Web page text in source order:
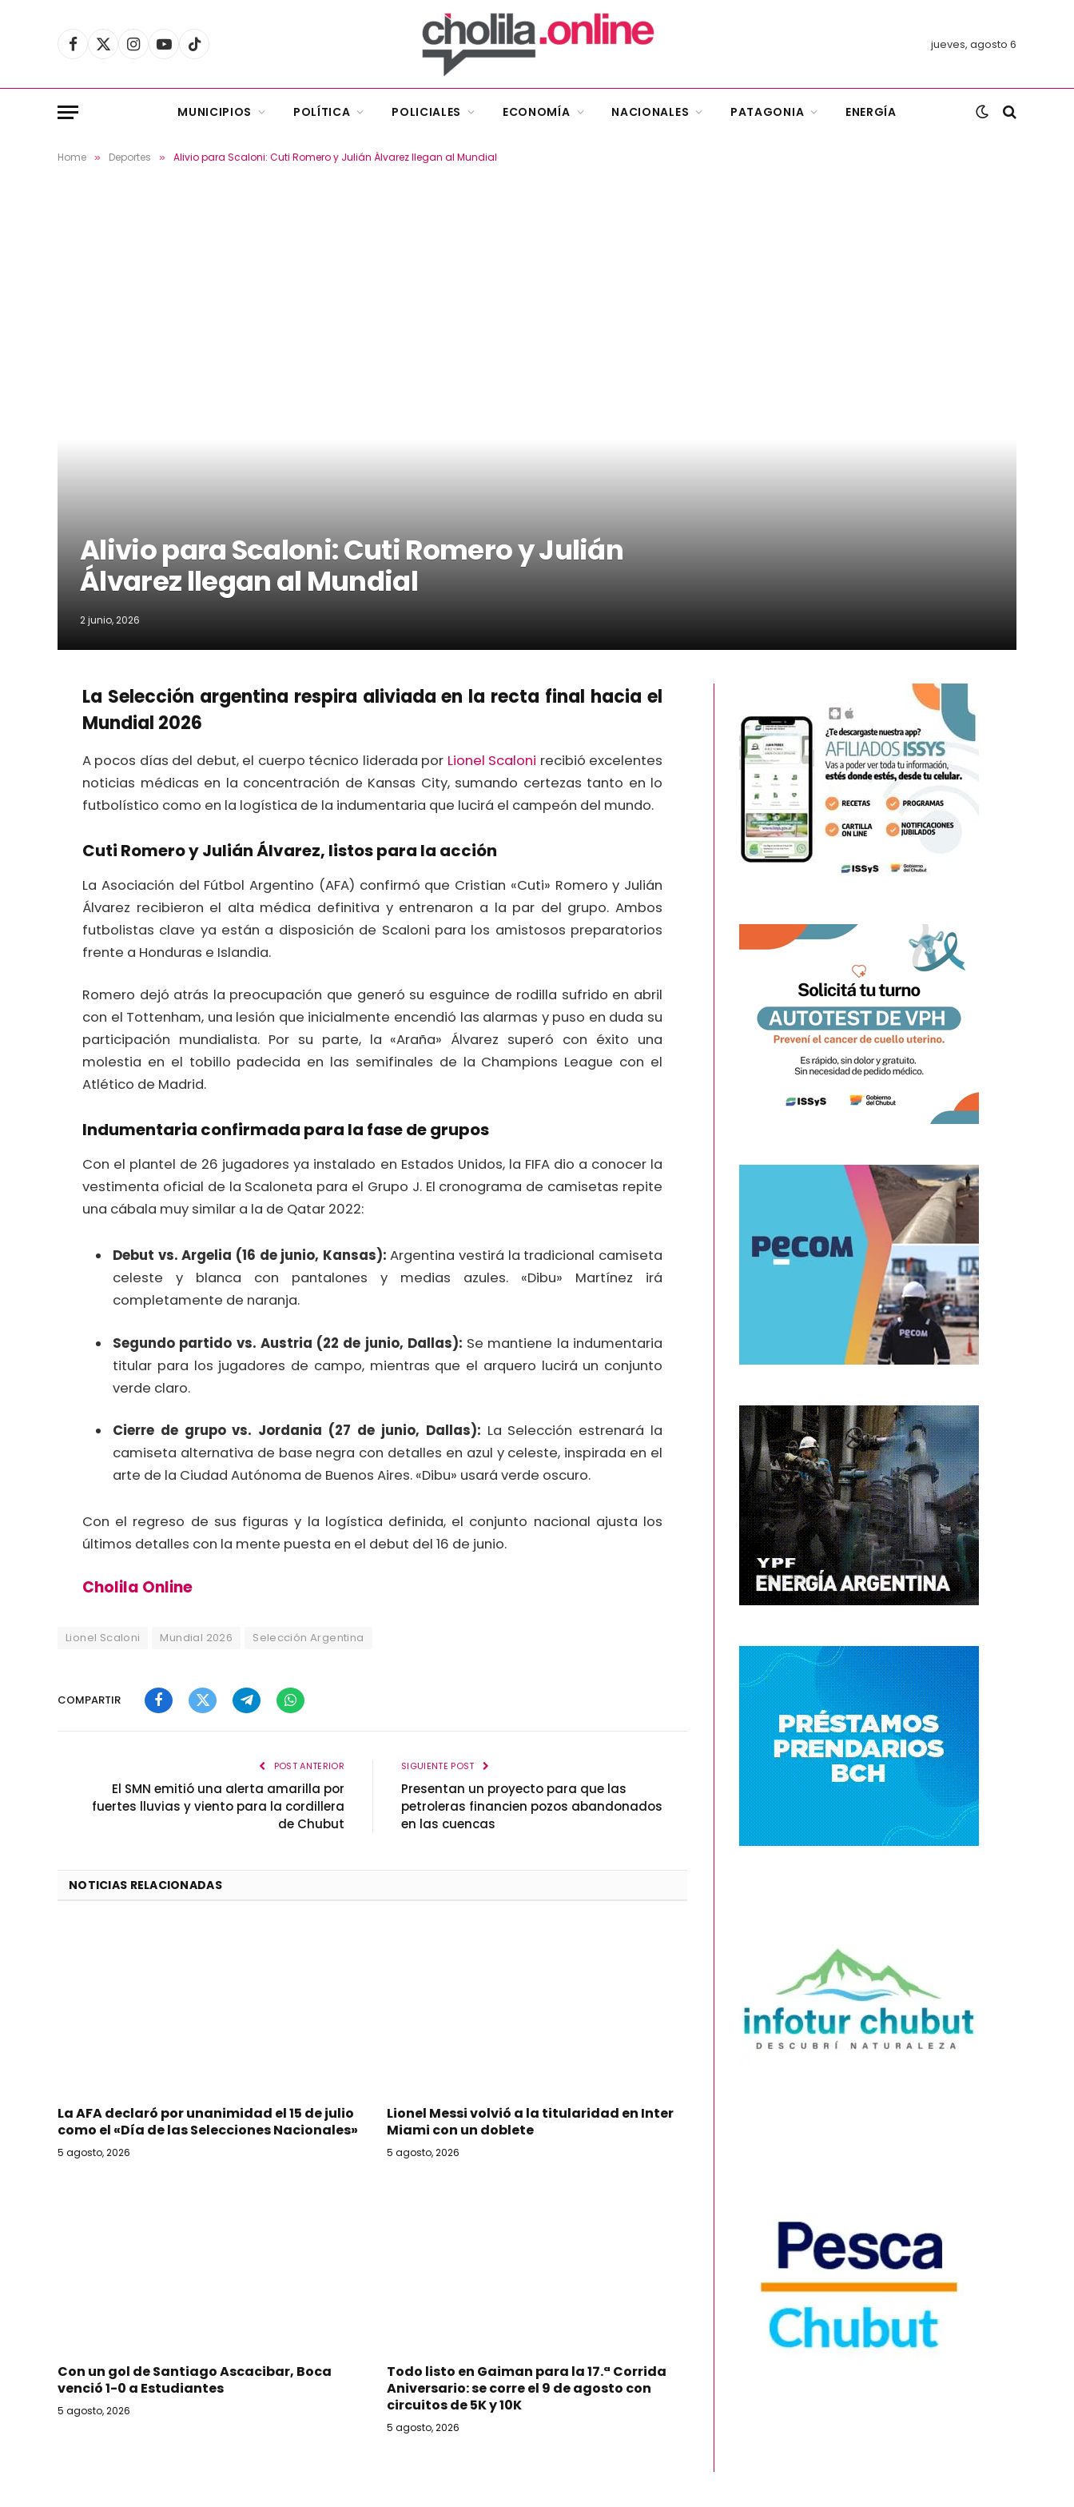
Facebook
X
Instagram
YouTubeTikTok jueves, agosto 6
MUNICIPIOS POLÍTICA POLICIALES ECONOMÍA NACIONALES PATAGONIA ENERGÍA
Home » Deportes » Alivio para Scaloni: Cuti Romero y Julián Álvarez llegan al Mundial
Alivio para Scaloni: Cuti Romero y Julián
Álvarez llegan al Mundial
2 junio, 2026
La Selección argentina respira aliviada en la recta final hacia el
Mundial 2026
A pocos días del debut, el cuerpo técnico liderada por Lionel Scaloni recibió excelentes
noticias médicas en la concentración de Kansas City, sumando certezas tanto en lo
futbolístico como en la logística de la indumentaria que lucirá el campeón del mundo.
Cuti Romero y Julián Álvarez, listos para la acción
La Asociación del Fútbol Argentino (AFA) confirmó que Cristian «Cuti» Romero y Julián
Álvarez recibieron el alta médica definitiva y entrenaron a la par del grupo. Ambos
futbolistas clave ya están a disposición de Scaloni para los amistosos preparatorios
frente a Honduras e Islandia.
Romero dejó atrás la preocupación que generó su esguince de rodilla sufrido en abril
con el Tottenham, una lesión que inicialmente encendió las alarmas y puso en duda su
participación mundialista. Por su parte, la «Araña» Álvarez superó con éxito una
molestia en el tobillo padecida en las semifinales de la Champions League con el
Atlético de Madrid.
Indumentaria confirmada para la fase de grupos
Con el plantel de 26 jugadores ya instalado en Estados Unidos, la FIFA dio a conocer la
vestimenta oficial de la Scaloneta para el Grupo J. El cronograma de camisetas repite
una cábala muy similar a la de Qatar 2022:
Debut vs. Argelia (16 de junio, Kansas): Argentina vestirá la tradicional camiseta
celeste y blanca con pantalones y medias azules. «Dibu» Martínez irá
completamente de naranja.
Segundo partido vs. Austria (22 de junio, Dallas): Se mantiene la indumentaria
titular para los jugadores de campo, mientras que el arquero lucirá un conjunto
verde claro.
Cierre de grupo vs. Jordania (27 de junio, Dallas): La Selección estrenará la
camiseta alternativa de base negra con detalles en azul y celeste, inspirada en el
arte de la Ciudad Autónoma de Buenos Aires. «Dibu» usará verde oscuro.
Con el regreso de sus figuras y la logística definida, el conjunto nacional ajusta los
últimos detalles con la mente puesta en el debut del 16 de junio.
Cholila Online
Lionel Scaloni Mundial 2026 Selección Argentina
COMPARTIR
FacebookTwitterTelegramWhatsApp
POST ANTERIOR
El SMN emitió una alerta amarilla por
fuertes lluvias y viento para la cordillera
de Chubut
SIGUIENTE POST
Presentan un proyecto para que las
petroleras financien pozos abandonados
en las cuencas
NOTICIAS RELACIONADAS
La AFA declaró por unanimidad el 15 de julio
como el «Día de las Selecciones Nacionales»
5 agosto, 2026
Lionel Messi volvió a la titularidad en Inter
Miami con un doblete
5 agosto, 2026
Con un gol de Santiago Ascacibar, Boca
venció 1-0 a Estudiantes
5 agosto, 2026
Todo listo en Gaiman para la 17.ª Corrida
Aniversario: se corre el 9 de agosto con
circuitos de 5K y 10K
5 agosto, 2026